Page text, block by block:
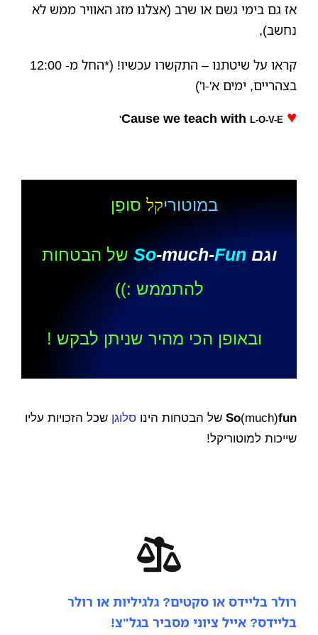
אז גם בימי גשם או שרב (אצלנו מזג האוויר ממש לא
נחשב),
קראו על שיטתנו – התקשרו עכשיו! (*החל מ- 12:00
בצהריים, ימים א'-ו')
♥
Cause we teach with L-O-V-E'
במוטוריקל סופַן
וגם So-much-Fun
של הבטחות
להתממש :))
ובאופן הכי מהיר שניתן לבקש !
So(much)fun של הבטחות הינו סלוגן שכל הזכויות עליו
שייכות למוטוריקל!
רולר בליידס או סקטים? גלגיליות או רולר
בליידס? אייל ציוני מסביר בגל"צ!